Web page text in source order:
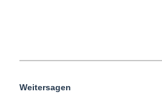
Weitersagen